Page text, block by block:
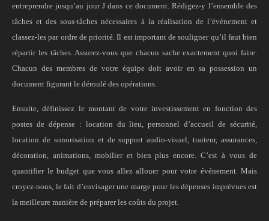
entreprendre jusqu’au jour J dans ce document. Rédigez-y l’ensemble des
tâches et des sous-tâches nécessaires à la réalisation de l’événement et
classez-les par ordre de priorité. Il est important de souligner qu’il faut bien
répartir les tâches. Assurez-vous que chacun sache exactement quoi faire.
Chacun des membres de votre équipe doit avoir en sa possession un
document figurant le déroulé des opérations.
Ensuite, définissez le montant de votre investissement en fonction des
postes de dépense : location du lieu, personnel d’accueil de sécurité,
location de sonorisation et de support audio-visuel, traiteur, assurances,
décoration, animations, mobilier et bien plus encore. C’est à vous de
quantifier le budget que vous allez allouer pour votre événement. Mais
croyez-nous, le fait d’envisager une marge pour les dépenses imprévues est
la meilleure manière de préparer les coûts du projet.